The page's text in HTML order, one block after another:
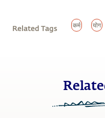
Related Tags कर्म योग